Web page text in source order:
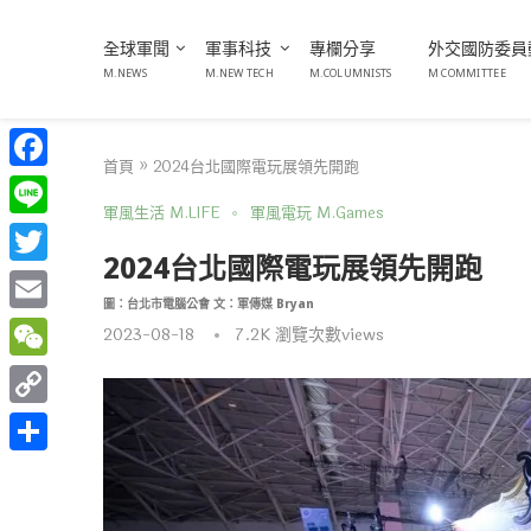
全球軍聞
M.NEWS
軍事科技
M.NEW TECH
專欄分享
M.COLUMNISTS
外交國防委
M COMMITTEE
首頁 » 2024台北國際電玩展領先開跑
軍風生活 M.LIFE
軍風電玩 M.Games
2024台北國際電玩展領先開跑
圖：台北市電腦公會 文：軍傳媒 Bryan
2023-08-18 7.2K瀏覽次數views
Facebook
Line
Twitter
Email
WeChat
Copy
Link